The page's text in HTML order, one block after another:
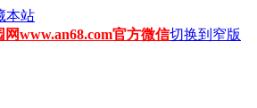
本站
网www.an68.com官方微信切换到窄版